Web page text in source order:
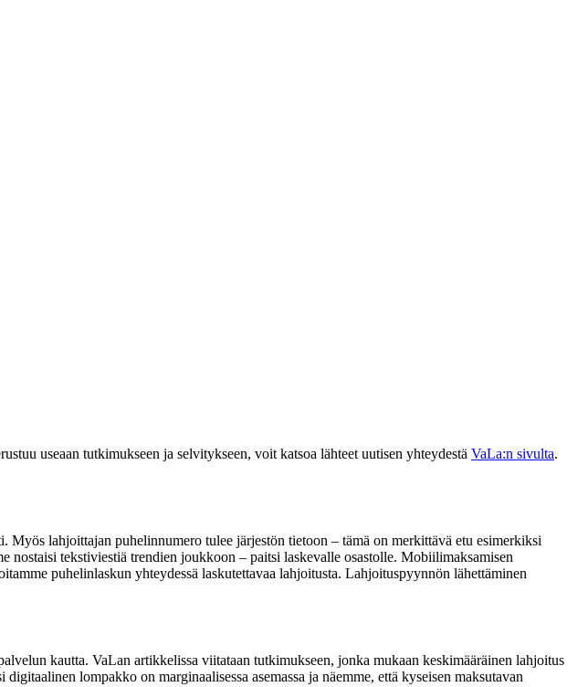
useaan tutkimukseen ja selvitykseen, voit katsoa lähteet uutisen yhteydestä VaLa:n sivulta.
Myös lahjoittajan puhelinnumero tulee järjestön tietoon – tämä on merkittävä etu esimerkiksi
tekstiviestiä trendien joukkoon – paitsi laskevalle osastolle. Mobiilimaksamisen
puhelinlaskun yhteydessä laskutettavaa lahjoitusta. Lahjoituspyynnön lähettäminen
kautta. VaLan artikkelissa viitataan tutkimukseen, jonka mukaan keskimääräinen lahjoitus
lompakko on marginaalisessa asemassa ja näemme, että kyseisen maksutavan